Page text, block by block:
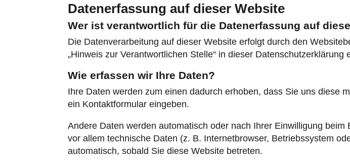
Datenerfassung auf dieser Website
Wer ist verantwortlich für die Datenerfassung auf
Die Datenverarbeitung auf dieser Website erfolgt durch den
„Hinweis zur Verantwortlichen Stelle“ in dieser Datenschutzerklärung
Wie erfassen wir Ihre Daten?
Ihre Daten werden zum einen dadurch erhoben, dass Sie uns diese
ein Kontaktformular eingeben.
Andere Daten werden automatisch oder nach Ihrer Einwilligung
vor allem technische Daten (z. B. Internetbrowser, Betriebssystem
automatisch, sobald Sie diese Website betreten.